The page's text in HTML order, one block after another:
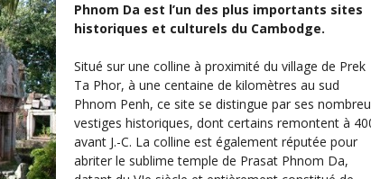
Phnom Da est l’un des plus importants sites
historiques et culturels du Cambodge.
Situé sur une colline à proximité du village de Prek
Ta Phor, à une centaine de kilomètres au sud
Phnom Penh, ce site se distingue par ses
vestiges historiques, dont certains remontent à
avant J.-C. La colline est également réputée pour
abriter le sublime temple de Prasat Phnom Da,